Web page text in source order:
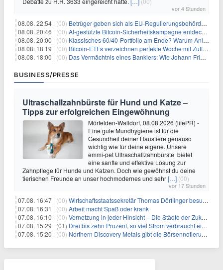
vor 4 Stunden
08.08. 22:54 | (00) Betrüger geben sich als EU-Regulierungsbehörden aus, um Krypto-Nutzer nach MiCA-Deadline ins Visier zu nehmen
08.08. 20:46 | (00) AI-gestützte Bitcoin-Sicherheitskampagne entdeckt fast 5.000 Softwareprobleme in 390 Projekten
08.08. 20:00 | (00) Klassisches 60/40-Portfolio am Ende? Warum Anleger jetzt radikal umdenken müssen
08.08. 18:19 | (00) Bitcoin-ETFs verzeichnen perfekte Woche mit Zuflüssen auf 3-Monats-Hoch
08.08. 18:00 | (00) Das Vermächtnis eines Bankiers: Wie Johann Friedrich Städel sein Imperium unsterblich machte
BUSINESS/PRESSE
Ultraschallzahnbürste für Hund und Katze –
Tipps zur erfolgreichen Eingewöhnung
Mörfelden-Walldorf, 08.08.2026 (lifePR) -
Eine gute Mundhygiene ist für die
Gesundheit deiner Haustiere genauso
wichtig wie für deine eigene. Unsere
emmi-pet Ultraschallzahnbürste bietet
eine sanfte und effektive Lösung zur
Zahnpflege für Hunde und Katzen. Doch wie gewöhnst du deine
tierischen Freunde an unser hochmodernes und sehr[…] (00)
vor 17 Stunden
07.08. 16:47 | (00) Wirtschaftsstaatssekretär Thomas Dörflinger besucht Handwerksbetrieb im Kammerbezirk Freiburg
07.08. 16:31 | (00) Arbeit macht Spaß oder krank
07.08. 16:10 | (00) Vernetzung in jeder Hinsicht – Die Städte der Zukunft sind grün-blau
07.08. 15:29 | (01) Drei bis zehn Prozent, so viel Strom verbraucht ein Aufzug im Gebäude
07.08. 15:20 | (00) Northern Discovery Metals gibt die Börsennotierung an der Frankfurter Wertpapierbörse bekannt